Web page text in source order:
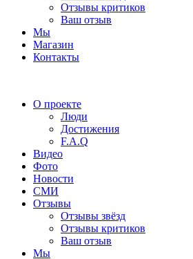
Отзывы критиков
Ваш отзыв
Мы
Магазин
Контакты
О проекте
Люди
Достижения
F.A.Q
Видео
Фото
Новости
СМИ
Отзывы
Отзывы звёзд
Отзывы критиков
Ваш отзыв
Мы